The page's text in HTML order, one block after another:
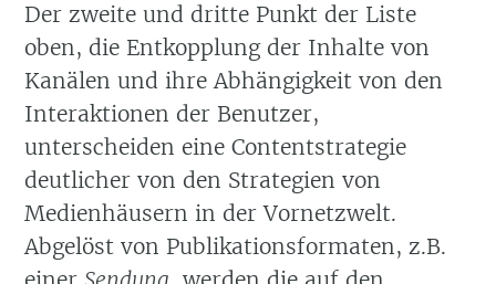
Der zweite und dritte Punkt der Liste
oben, die Entkopplung der Inhalte von
Kanälen und ihre Abhängigkeit von den
Interaktionen der Benutzer,
unterscheiden eine Contentstrategie
deutlicher von den Strategien von
Medienhäusern in der Vornetzwelt.
Abgelöst von Publikationsformaten, z.B.